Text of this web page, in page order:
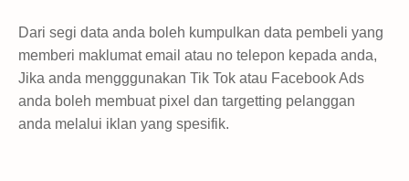
Dari segi data anda boleh kumpulkan data pembeli yang
memberi maklumat email atau no telepon kepada anda,
Jika anda mengggunakan Tik Tok atau Facebook Ads
anda boleh membuat pixel dan targetting pelanggan
anda melalui iklan yang spesifik.